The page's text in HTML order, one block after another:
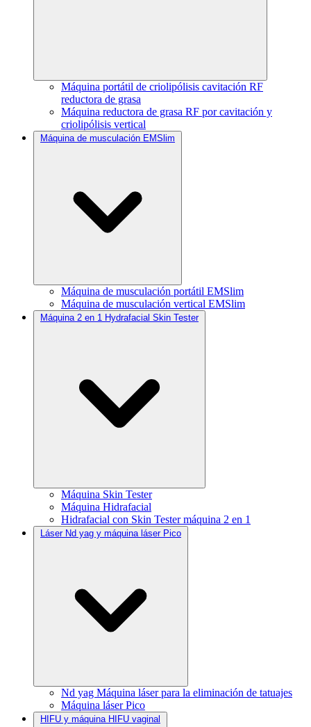
Máquina portátil de criolipólisis cavitación RF
reductora de grasa
Máquina reductora de grasa RF por cavitación y
criolipólisis vertical
Máquina de musculación EMSlim
Máquina de musculación portátil EMSlim
Máquina de musculación vertical EMSlim
Máquina 2 en 1 Hydrafacial Skin Tester
Máquina Skin Tester
Máquina Hidrafacial
Hidrafacial con Skin Tester máquina 2 en 1
Láser Nd yag y máquina láser Pico
Nd yag Máquina láser para la eliminación de tatuajes
Máquina láser Pico
HIFU y máquina HIFU vaginal